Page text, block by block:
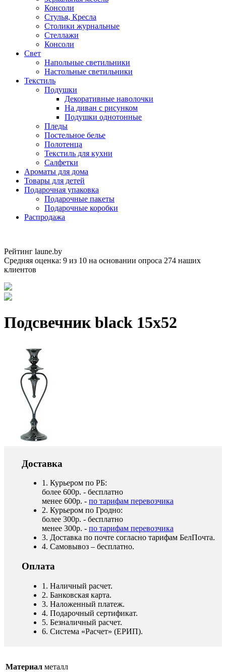
Консоли
Стулья, Кресла
Столики журнальные
Стеллажи
Консоли
Свет
Напольные светильники
Настольные светильники
Текстиль
Подушки
Декоративные наволочки
На диван с рисунком
Подушки однотонные
Пледы
Постельное белье
Полотенца
Текстиль для кухни
Салфетки
Ароматы для дома
Товары для детей
Подарочная упаковка
Подарочные пакеты
Подарочные коробки
Распродажа
Рейтинг laune.by
Средняя оценка: 9 из 10 на основании опроса 274 наших
клиентов
Подсвечник black 15х52
Доставка
1. Курьером по РБ:
более 600р. - бесплатно
менее 600р. - по тарифам перевозчика
2. Курьером по Гродно:
более 300р. - бесплатно
менее 300р. - по тарифам перевозчика
3. Доставка по почте согласно тарифам БелПочта.
4. Самовывоз – бесплатно.
Оплата
1. Наличный расчет.
2. Банковская карта.
3. Наложенный платеж.
4. Подарочный сертификат.
5. Безналичный расчет.
6. Система «Расчет» (ЕРИП).
Материал металл